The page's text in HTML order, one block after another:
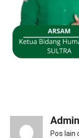
Admin
Pos lain